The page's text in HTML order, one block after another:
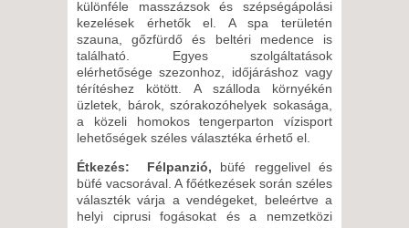
15 NAP / 14 ÉJSZAKA
2026. SZEPTEMBER 21.,
HÉTFŐ -
8 NAP / 7 ÉJSZAKA
2026. SZEPTEMBER 21.,
HÉTFŐ -
10 NAP / 9 ÉJSZAKA
2026. SZEPTEMBER 23.,
SZERDA -
6 NAP / 5 ÉJSZAKA
különféle masszázsok és szépségápolási
kezelések érhetők el. A spa területén
szauna, gőzfürdő és beltéri medence is
található. Egyes szolgáltatások
elérhetősége szezonhoz, időjáráshoz vagy
térítéshez kötött. A szálloda környékén
üzletek, bárok, szórakozóhelyek sokasága,
a közeli homokos tengerparton vízisport
lehetőségek széles választéka érhető el.
Étkezés:
Félpanzió, büfé reggelivel és
büfé vacsorával. A főétkezések során széles
választék várja a vendégeket, beleértve a
helyi ciprusi fogásokat és a nemzetközi